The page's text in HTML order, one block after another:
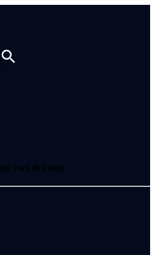
vos écrans